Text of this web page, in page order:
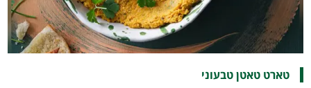
טארט טאטן טבעוני